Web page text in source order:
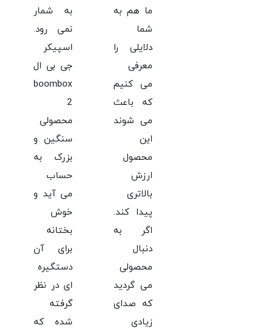
ما هم به
شما
دلایلی را
معرفی
می کنیم
که باعث
می شوند
این
محصول
ارزش
بالاتری
پیدا کند.
اگر به
دنبال
محصولی
می گردید
که صدای
زیادی
به شمار
نمی رود.
اسپیکر
جی بی ال
boombox
2
محصولی
سنگین و
بزرک به
حساب
می آید و
خوش
بختانه
برای آن
دستگیره
ای در نظر
گرفته
شده که